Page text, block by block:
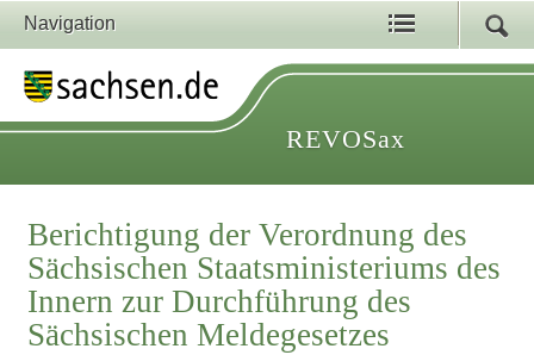
Navigation
REVOSax
Berichtigung der Verordnung des
Sächsischen Staatsministeriums des
Innern zur Durchführung des
Sächsischen Meldegesetzes